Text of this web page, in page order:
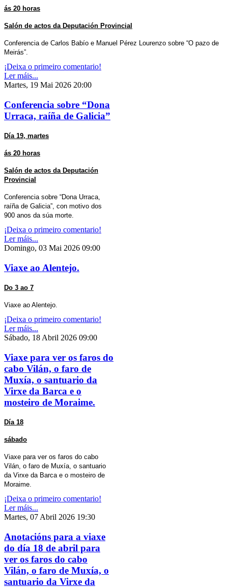
ás 20 horas
Salón de actos da Deputación Provincial
Conferencia de Carlos Babío e Manuel Pérez Lourenzo sobre “O pazo de
Meirás”.
¡Deixa o primeiro comentario!
Ler máis...
Martes, 19 Mai 2026 20:00
Conferencia sobre “Dona
Urraca, raíña de Galicia”
Día 19, martes
ás 20 horas
Salón de actos da Deputación
Provincial
Conferencia sobre “Dona Urraca,
raíña de Galicia”, con motivo dos
900 anos da súa morte.
¡Deixa o primeiro comentario!
Ler máis...
Domingo, 03 Mai 2026 09:00
Viaxe ao Alentejo.
Do 3 ao 7
Viaxe ao Alentejo.
¡Deixa o primeiro comentario!
Ler máis...
Sábado, 18 Abril 2026 09:00
Viaxe para ver os faros do
cabo Vilán, o faro de
Muxía, o santuario da
Virxe da Barca e o
mosteiro de Moraime.
Día 18
sábado
Viaxe para ver os faros do cabo
Vilán, o faro de Muxía, o santuario
da Virxe da Barca e o mosteiro de
Moraime.
¡Deixa o primeiro comentario!
Ler máis...
Martes, 07 Abril 2026 19:30
Anotacións para a viaxe
do día 18 de abril para
ver os faros do cabo
Vilán, o faro de Muxía, o
santuario da Virxe da